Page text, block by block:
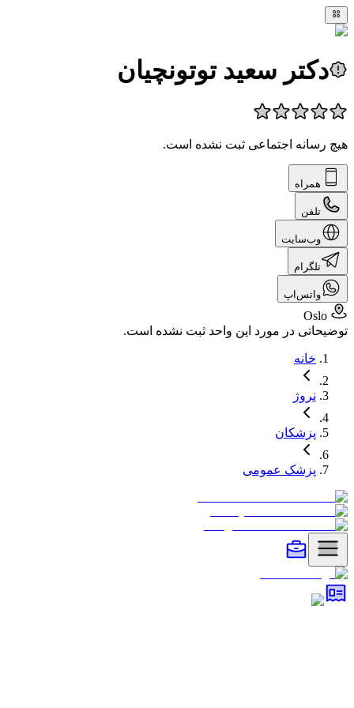
دکتر سعید توتونچیان
هیچ رسانه اجتماعی ثبت نشده است.
همراه
تلفن
وب‌سایت
تلگرام
واتس‌اپ
توضیحاتی در مورد این واحد ثبت نشده است.
خانه
نروژ
پزشکان
پزشک عمومی